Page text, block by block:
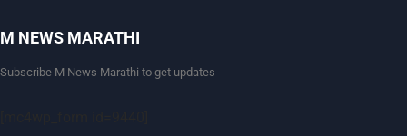
M NEWS MARATHI
Subscribe M News Marathi to get updates